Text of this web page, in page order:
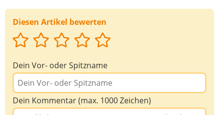
Diesen Artikel bewerten
Dein Vor- oder Spitzname
Dein Kommentar (max. 1000 Zeichen)
Deine Nachricht